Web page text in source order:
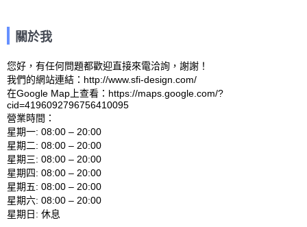
關於我
您好，有任何問題都歡迎直接來電洽詢，謝謝！
我們的網站連結：http://www.sfi-design.com/
在Google Map上查看：https://maps.google.com/?
cid=4196092796756410095
營業時間：
星期一: 08:00 – 20:00
星期二: 08:00 – 20:00
星期三: 08:00 – 20:00
星期四: 08:00 – 20:00
星期五: 08:00 – 20:00
星期六: 08:00 – 20:00